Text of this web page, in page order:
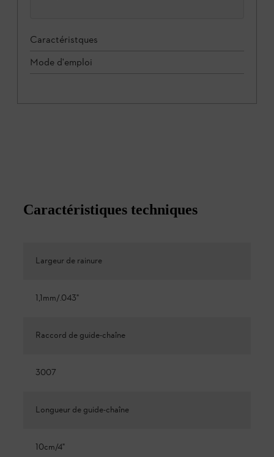
Caractéristques
Mode d'emploi
Caractéristiques techniques
Largeur de rainure
1,1mm/.043"
Raccord de guide-chaîne
3007
Longueur de guide-chaîne
10cm/4"